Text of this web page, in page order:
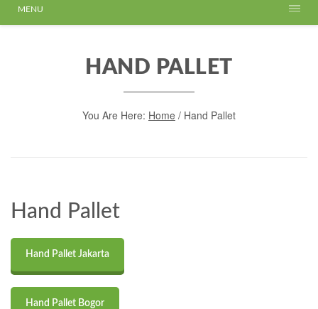
MENU
HAND PALLET
You Are Here: Home / Hand Pallet
Hand Pallet
Hand Pallet Jakarta
Hand Pallet Bogor